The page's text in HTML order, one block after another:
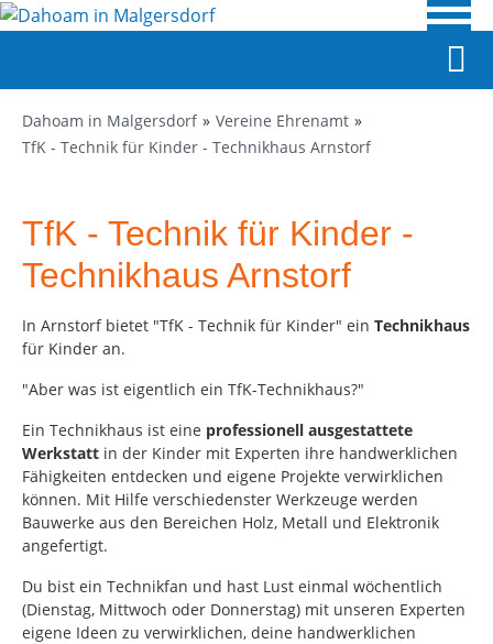
Dahoam in Malgersdorf
Vereine Ehrenamt
TfK - Technik für Kinder - Technikhaus Arnstorf
TfK - Technik für Kinder -
Technikhaus Arnstorf
In Arnstorf bietet "TfK - Technik für Kinder" ein Technikhaus
für Kinder an.
"Aber was ist eigentlich ein TfK-Technikhaus?"
Ein Technikhaus ist eine professionell ausgestattete
Werkstatt in der Kinder mit Experten ihre handwerklichen
Fähigkeiten entdecken und eigene Projekte verwirklichen
können. Mit Hilfe verschiedenster Werkzeuge werden
Bauwerke aus den Bereichen Holz, Metall und Elektronik
angefertigt.
Du bist ein Technikfan und hast Lust einmal wöchentlich
(Dienstag, Mittwoch oder Donnerstag) mit unseren Experten
eigene Ideen zu verwirklichen, deine handwerklichen